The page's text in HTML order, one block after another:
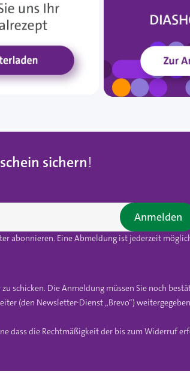
sichern!
abonnieren. Eine Abmeldung ist jederzeit
Anmelden
schicken. Die Anmeldung müssen Sie noch
(den Newsletter-Dienst „Brevo“)
dass die Rechtmäßigkeit der bis zum Widerruf